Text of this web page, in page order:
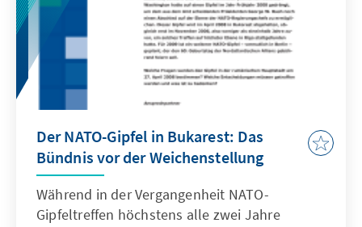
Der NATO-Gipfel in Bukarest: Das
Bündnis vor der Weichenstellung
Während in der Vergangenheit NATO-
Gipfeltreffen höchstens alle zwei Jahre